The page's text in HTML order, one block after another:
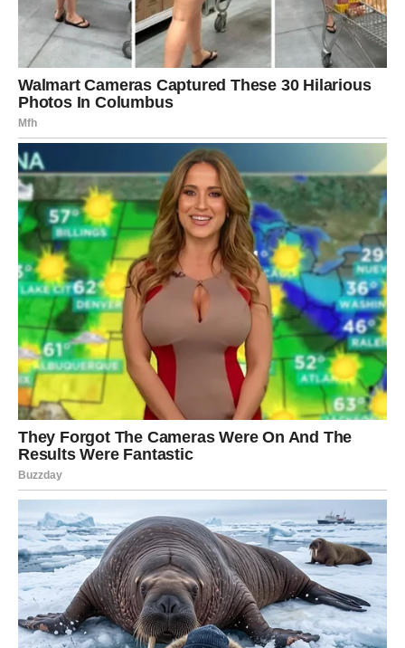
životnim zadovoljstvima. Shvatit ćete da sreća nije uvijek
u velikim događajima, već u trenucima mira, iskrenog
smijeha i ljudima koji vas prihvataju onakvima kakvi jeste.
Zvijezde vam savjetuju da nastavite vjerovati svojoj
intuiciji. Ona vas u ovom periodu vodi pravim putem i
pomoći će vam da donesete odluke koje će dugoročno
imati pozitivan uticaj na vaš život.
ŠKORPIJA – KONAČNO
DOČEKUJE SVOJU SREĆU
Ako postoji znak koji je u posljednje vrijeme prošao kroz
brojne izazove, onda je to svakako Škorpija. Bilo je
trenutaka kada ste se osjećali iscrpljeno, neshvaćeno i
umorno od stalne borbe. Ipak, niste odustali. Upravo zbog
te izdrzljivosti i unutrašnje snage, zvijezde vam sada